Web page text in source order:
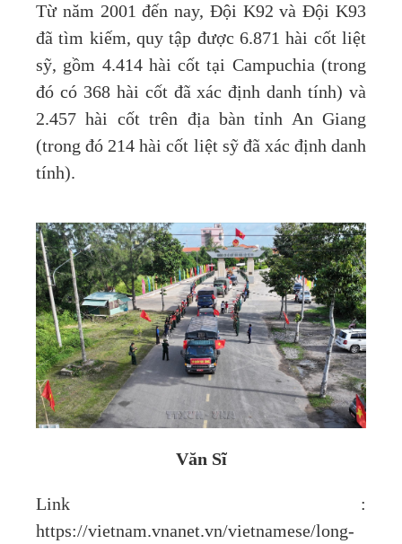
Từ năm 2001 đến nay, Đội K92 và Đội K93
đã tìm kiếm, quy tập được 6.871 hài cốt liệt
sỹ, gồm 4.414 hài cốt tại Campuchia (trong
đó có 368 hài cốt đã xác định danh tính) và
2.457 hài cốt trên địa bàn tỉnh An Giang
(trong đó 214 hài cốt liệt sỹ đã xác định danh
tính).
Văn Sĩ
Link :
https://vietnam.vnanet.vn/vietnamese/long-